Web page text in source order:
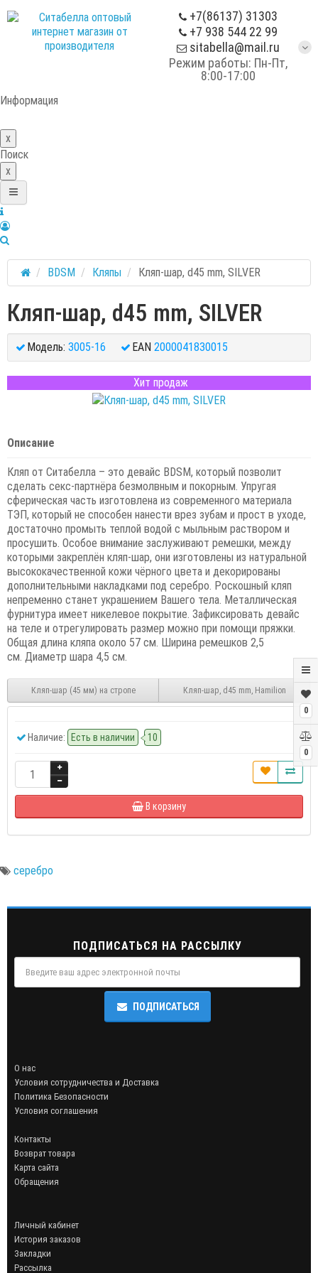
0
0
+7(86137) 31303
+7 938 544 22 99
sitabella@mail.ru
Режим работы: Пн-Пт,
8:00-17:00
Информация
x
Поиск
x
BDSM Кляпы Кляп-шар, d45 mm, SILVER
Кляп-шар, d45 mm, SILVER
Модель: 3005-16 EAN 2000041830015
Хит продаж
Описание
Кляп от Ситабелла – это девайс BDSM, который позволит
сделать секс-партнёра безмолвным и покорным. Упругая
сферическая часть изготовлена из современного материала
ТЭП, который не способен нанести врез зубам и прост в уходе,
достаточно промыть теплой водой с мыльным раствором и
просушить. Особое внимание заслуживают ремешки, между
которыми закреплён кляп-шар, они изготовлены из натуральной
высококачественной кожи чёрного цвета и декорированы
дополнительными накладками под серебро. Роскошный кляп
непременно станет украшением Вашего тела. Металлическая
фурнитура имеет никелевое покрытие. Зафиксировать девайс
на теле и отрегулировать размер можно при помощи пряжки.
Общая длина кляпа около 57 см. Ширина ремешков 2,5
см. Диаметр шара 4,5 см.
Кляп-шар (45 мм) на стропе Кляп-шар, d45 mm, Hamilion
Наличие: Есть в наличии 10
В корзину
серебро
ПОДПИСАТЬСЯ НА РАССЫЛКУ
ПОДПИСАТЬСЯ
О нас
Условия сотрудничества и Доставка
Политика Безопасности
Условия соглашения
Контакты
Возврат товара
Карта сайта
Обращения
Личный кабинет
История заказов
Закладки
Рассылка